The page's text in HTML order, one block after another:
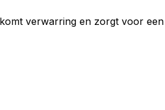
verwarring en zorgt voor